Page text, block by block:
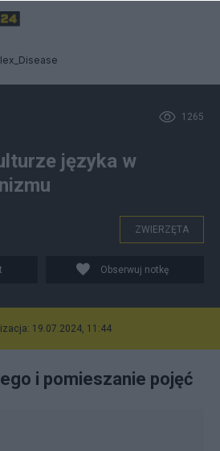
1265
języka w
ZWIERZĘTA
Obserwuj notkę
19.07.2024, 11:44
i pomieszanie pojęć